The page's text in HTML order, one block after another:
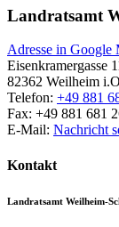
Landratsamt
Adresse in Google
Eisenkramergasse
82362 Weilheim
Telefon: +49 881
Fax: +49 881 681
E-Mail: Nachricht
Kontakt
Landratsamt Weilheim-